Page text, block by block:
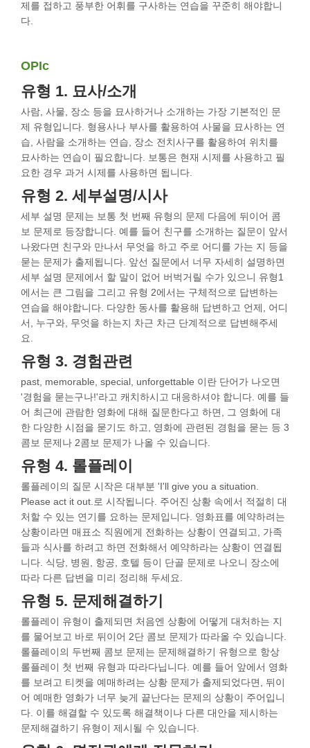
제를 접하고 풍부한 어휘를 구사하는 연습을 꾸준히 해야합니
다.
OPIc
유형 1. 묘사/소개
사람, 사물, 장소 등을 묘사하거나 소개하는 가장 기본적인 문
제 유형입니다. 형용사나 부사를 활용하여 사물을 묘사하는 연
습, 사람을 소개하는 연습, 장소 전치사구를 활용하여 위치를
묘사하는 연습이 필요합니다. 보통은 현재 시제를 사용하고 필
요한 경우 과거 시제를 사용하면 됩니다.
유형 2. 세부설명/시사
세부 설명 문제는 보통 첫 번째 유형의 문제 다음에 뒤이어 콤
보 문제로 등장합니다. 예를 들어 친구를 소개하는 질문이 앞서
나왔다면 친구와 만나서 무엇을 하고 주로 어디를 가는 지 등을
묻는 문제가 출제됩니다. 앞선 질문에서 너무 자세히 설명하면
세부 설명 문제에서 할 말이 없어 버벅거릴 수가 있으니 유형1
에서는 큰 그림을 그리고 유형 2에서는 구체적으로 답변하는
연습을 해야합니다. 다양한 동사를 활용해 답변하고 언제, 어디
서, 누구와, 무엇을 하는지 차근 차근 단계적으로 답변해주세
요.
유형 3. 경험관련
past, memorable, special, unforgettable 이란 단어가 나오면
'경험을 묻는구나!'라고 캐치하시고 대응하셔야 합니다. 예를 들
어 최근에 관람한 영화에 대해 질문한다고 하면, 그 영화에 대
한 다양한 시점을 묻기도 하고, 영화에 관련된 경험을 묻는 등 3
콤보 문제나 2콤보 문제가 나올 수 있습니다.
유형 4. 롤플레이
롤플레이의 질문 시작은 대부분 'I'll give you a situation.
Please act it out.로 시작됩니다. 주어진 상황 속에서 적절히 대
처할 수 있는 연기를 요하는 문제입니다. 영화표를 예약하려는
상황이라면 매표소 직원에게 전화하는 상황이 연결되고, 가족
들과 식사를 하려고 하면 전화해서 예약하라는 상황이 연결됩
니다. 식당, 병원, 항공, 호텔 등이 단골 문제로 나오니 장소에
따라 다른 답변을 미리 정리해 두세요.
유형 5. 문제해결하기
롤플레이 유형이 출제되면 처음엔 상황에 어떻게 대처하는 지
를 물어보고 바로 뒤이어 2단 콤보 문제가 따라올 수 있습니다.
롤플레이의 두번째 콤보 문제는 문제해결하기 유형으로 항상
롤플레이 첫 번째 유형과 따라다닙니다. 예를 들어 앞에서 영화
를 보려고 티켓을 예매하려는 상황 문제가 출제되었다면, 뒤이
어 예매한 영화가 너무 늦게 끝난다는 문제의 상황이 주어입니
다. 이를 해결할 수 있도록 해결책이나 다른 대안을 제시하는
문제해결하기 유형이 제시될 수 있습니다.